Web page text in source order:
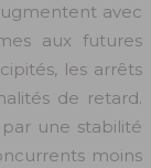
avec
aux futures
les arrêts
de retard.
une stabilité
moins